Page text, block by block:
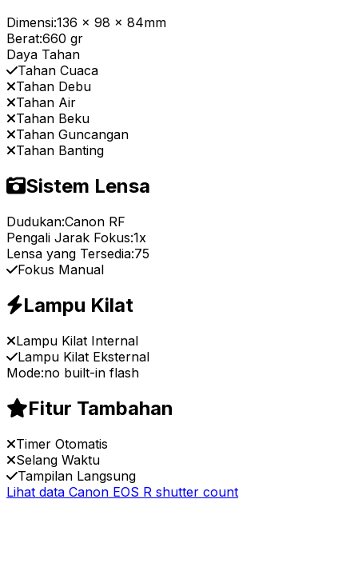
Dimensi:136 x 98 x 84mm
Berat:660 gr
Daya Tahan
Tahan Cuaca
Tahan Debu
Tahan Air
Tahan Beku
Tahan Guncangan
Tahan Banting
Sistem Lensa
Dudukan:Canon RF
Pengali Jarak Fokus:1x
Lensa yang Tersedia:75
Fokus Manual
Lampu Kilat
Lampu Kilat Internal
Lampu Kilat Eksternal
Mode:no built-in flash
Fitur Tambahan
Timer Otomatis
Selang Waktu
Tampilan Langsung
Lihat data Canon EOS R shutter count